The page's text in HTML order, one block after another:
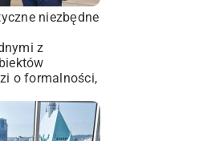
niezbędne
z
o formalności,